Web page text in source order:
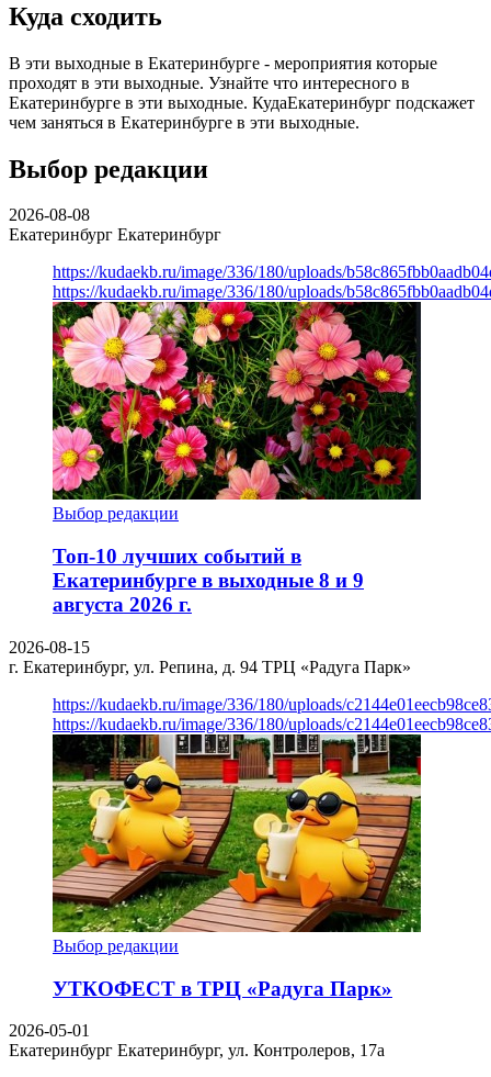
Куда сходить
В эти выходные в Екатеринбурге - мероприятия которые
проходят в эти выходные. Узнайте что интересного в
Екатеринбурге в эти выходные. КудаЕкатеринбург подскажет
чем заняться в Екатеринбурге в эти выходные.
Выбор редакции
2026-08-08
Екатеринбург Екатеринбург
https://kudaekb.ru/image/336/180/uploads/
https://kudaekb.ru/image/336/180/uploads/
Выбор редакции
Топ-10 лучших событий в
Екатеринбурге в выходные 8 и 9
августа 2026 г.
2026-08-15
г. Екатеринбург, ул. Репина, д. 94 ТРЦ «Радуга Парк»
https://kudaekb.ru/image/336/180/uploads/
https://kudaekb.ru/image/336/180/uploads/
Выбор редакции
УТКОФЕСТ в ТРЦ «Радуга Парк»
2026-05-01
Екатеринбург Екатеринбург, ул. Контролеров, 17а